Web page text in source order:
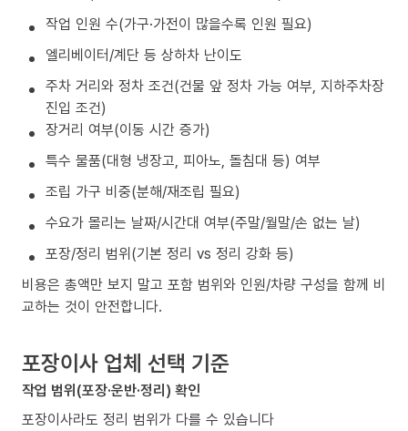
작업 인원 수(가구·가전이 많을수록 인원 필요)
엘리베이터/계단 등 상하차 난이도
주차 거리와 정차 조건(건물 앞 정차 가능 여부, 지하주차장
진입 조건)
장거리 여부(이동 시간 증가)
특수 물품(대형 냉장고, 피아노, 돌침대 등) 여부
조립 가구 비중(분해/재조립 필요)
수요가 몰리는 날짜/시간대 여부(주말/월말/손 없는 날)
포장/정리 범위(기본 정리 vs 정리 강화 등)
비용은 총액만 보지 말고 포함 범위와 인원/차량 구성을 함께 비
교하는 것이 안전합니다.
포장이사 업체 선택 기준
작업 범위(포장·운반·정리) 확인
포장이사라도 정리 범위가 다를 수 있습니다